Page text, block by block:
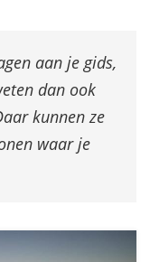
aan je gids,
dan ook
kunnen ze
waar je